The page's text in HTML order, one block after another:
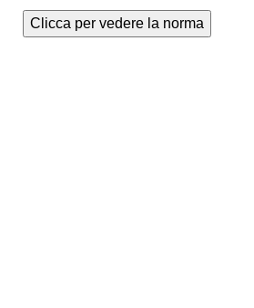
Clicca per vedere la norma